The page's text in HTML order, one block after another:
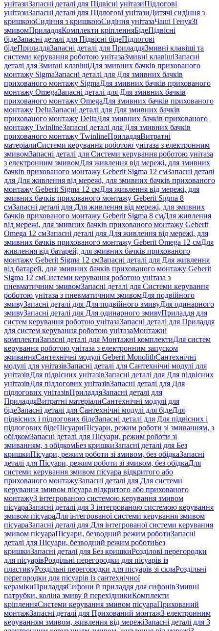
унітазиЗапасні деталі для Підвісні унітазиПідлогові
унітазиЗапасні деталі для Підлогові унітазиДитячі сидіння з
кришкоюСидіння з кришкоюСидіння унітазаЧаші ГенуяЗі
змивомПриладдяКомплекти кріпленняБідеПідвісні
бідеЗапасні деталі для Підвісні бідеПідлогові
бідеПриладдяЗапасні деталі для ПриладдяЗмивні клавіші та
системи керування роботою унітазаЗмивні клавішіЗапасні
деталі для Змивні клавішіДля змивних бачків прихованого
монтажу SigmaЗапасні деталі для Для змивних бачків
прихованого монтажу SigmaДля змивних бачків прихованого
монтажу OmegaЗапасні деталі для Для змивних бачків
прихованого монтажу OmegaДля змивних бачків прихованого
монтажу DeltaЗапасні деталі для Для змивних бачків
прихованого монтажу DeltaДля змивних бачків прихованого
монтажу TwinlineЗапасні деталі для Для змивних бачків
прихованого монтажу TwinlineПриладдяВитратні
матеріалиСистеми керування роботою унітаза з електронним
змивомЗапасні деталі для Системи керування роботою унітаза
з електронним змивомДля живлення від мережі, для змивних
бачків прихованого монтажу Geberit Sigma 12 смЗапасні деталі
для Для живлення від мережі, для змивних бачків прихованого
монтажу Geberit Sigma 12 смДля живлення від мережі, для
змивних бачків прихованого монтажу Geberit Sigma 8
смЗапасні деталі для Для живлення від мережі, для змивних
бачків прихованого монтажу Geberit Sigma 8 смДля живлення
від мережі, для змивних бачків прихованого монтажу Geberit
Omega 12 смЗапасні деталі для Для живлення від мережі, для
змивних бачків прихованого монтажу Geberit Omega 12 смДля
живлення від батарей, для змивних бачків прихованого
монтажу Geberit Sigma 12 смЗапасні деталі для Для живлення
від батарей, для змивних бачків прихованого монтажу Geberit
Sigma 12 смСистеми керування роботою унітаза з
пневматичним змивомЗапасні деталі для Системи керування
роботою унітаза з пневматичним змивомДля подвійного
змивуЗапасні деталі для Для подвійного змивуДля одинарного
змивуЗапасні деталі для Для одинарного змивуПриладдя для
систем керування роботою унітазаЗапасні деталі для Приладдя
для систем керування роботою унітазаМонтажні
комплектиЗапасні деталі для Монтажні комплектиДля систем
керування роботою унітаза з електронним запуском
змиванняСантехнічні модулі Geberit MonolithСантехнічні
модулі для унітазівЗапасні деталі для Сантехнічні модулі для
унітазівДля підвісних унітазівЗапасні деталі для Для підвісних
унітазівДля підлогових унітазівЗапасні деталі для Для
підлогових унітазівПриладдяЗапасні деталі для
ПриладдяВитратні матеріалиСантехнічні модулі для
бідеЗапасні деталі для Сантехнічні модулі для бідеДля
підвісних і підлогових бідеЗапасні деталі для Для підвісних і
підлогових бідеПісуариПісуари, режим роботи зі змиванням, з
обідкомЗапасні деталі для Пісуари, режим роботи зі
змиванням, з обідкомБез кришкиЗапасні деталі для Без
кришкиПісуари, режим роботи зі змивом, без обідкаЗапасні
деталі для Пісуари, режим роботи зі змивом, без обідкаДля
системи керування змивом пісуара відкритого або
прихованого монтажуЗапасні деталі для Для системи
керування змивом пісуара відкритого або прихованого
монтажуЗ інтегрованою системою керування змивом
пісуараЗапасні деталі для З інтегрованою системою керування
змивом пісуараДля інтегрованої системи керування змивом
пісуараЗапасні деталі для Для інтегрованої системи керування
змивом пісуараПісуари, безводний режим роботиЗапасні
деталі для Пісуари, безводний режим роботиБез
кришкиЗапасні деталі для Без кришкиРозділові перегородки
для пісуарівРоздільні перегородки для пісуарів із
пластикуРоздільні перегородки для пісуарів зі склаРоздільні
перегородки для пісуарів із сантехнічної
керамікиПриладдяСифони й приладдя для сифонівЗмивні
патрубки, коліна змиву й перехідникиКомплекти
кріпленняСистеми керування змивом пісуараПрихований
монтажЗапасні деталі для Прихований монтажЗ електронним
керуванням змивом, живлення від мережіЗапасні деталі для З